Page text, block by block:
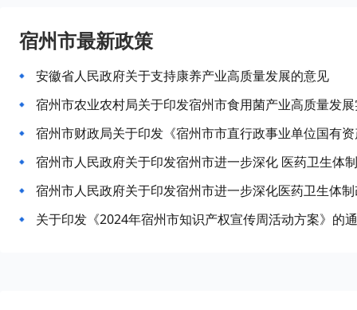
宿州市最新政策
安徽省人民政府关于支持康养产业高质量发展的意见
宿州市财政局关于印发《宿州市市直行政事业单位国有
关于印发《2024年宿州市知识产权宣传周活动方案》的